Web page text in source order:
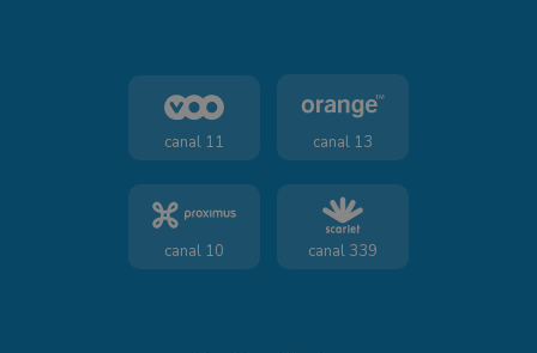
canal 11 canal 13
canal 10 canal 339